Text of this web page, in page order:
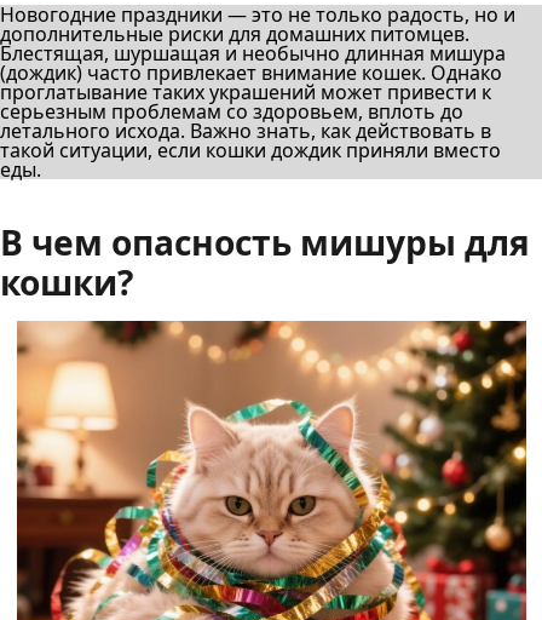
Новогодние праздники — это не только радость, но и
дополнительные риски для домашних питомцев.
Блестящая, шуршащая и необычно длинная мишура
(дождик) часто привлекает внимание кошек. Однако
проглатывание таких украшений может привести к
серьезным проблемам со здоровьем, вплоть до
летального исхода. Важно знать, как действовать в
такой ситуации, если кошки дождик приняли вместо
еды.
В чем опасность мишуры для
кошки?